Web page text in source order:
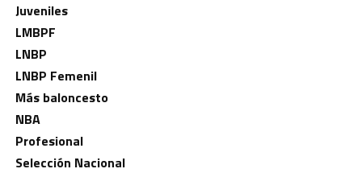
Juveniles
LMBPF
LNBP
LNBP Femenil
Más baloncesto
NBA
Profesional
Selección Nacional